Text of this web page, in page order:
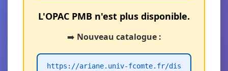
L'OPAC PMB n'est plus disponible.
➡️ Nouveau catalogue :
https://ariane.univ-fcomte.fr/dis